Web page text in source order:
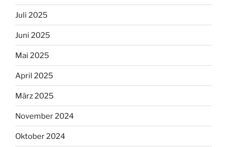
Juli 2025
Juni 2025
Mai 2025
April 2025
März 2025
November 2024
Oktober 2024